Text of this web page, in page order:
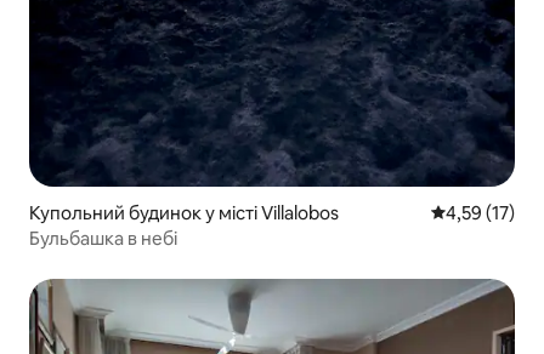
Купольний будинок у місті Villalobos Середня
4,59 (17)
Бульбашка в небі